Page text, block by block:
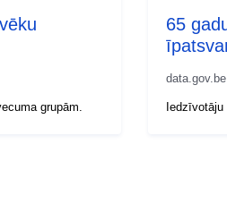
grupām.
65
data.gov.be